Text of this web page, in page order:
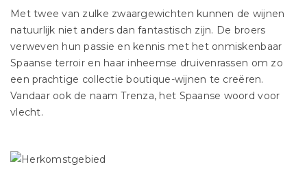
Met twee van zulke zwaargewichten kunnen de wijnen
natuurlijk niet anders dan fantastisch zijn. De broers
verweven hun passie en kennis met het onmiskenbaar
Spaanse terroir en haar inheemse druivenrassen om zo
een prachtige collectie boutique-wijnen te creëren.
Vandaar ook de naam Trenza, het Spaanse woord voor
vlecht.